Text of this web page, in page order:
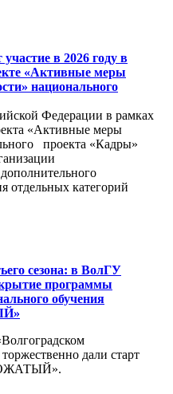
в 2026 году в
«Активные меры
национального
Федерации в рамках
«Активные меры
проекта «Кадры»
отдельных категорий
сезона: в ВолГУ
программы
обучения
дали старт